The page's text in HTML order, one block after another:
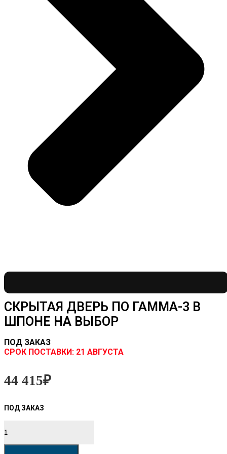
СКРЫТАЯ ДВЕРЬ ПО ГАММА-3 В
ШПОНЕ НА ВЫБОР
ПОД ЗАКАЗ
CРОК ПОСТАВКИ: 21 АВГУСТА
44 415₽
товара
Скрытая